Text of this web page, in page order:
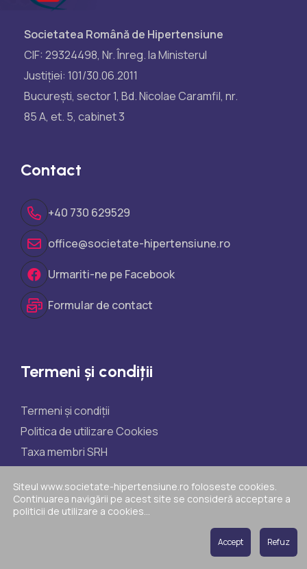
Societatea Română de Hipertensiune
CIF: 29324498, Nr. Înreg. la Ministerul
Justiției: 101/30.06.2011
București, sector 1, Bd. Nicolae Caramfil, nr.
85 A, et. 5, cabinet 3
Contact
+40 730 629529
office@societate-hipertensiune.ro
Urmariti-ne pe Facebook
Formular de contact
Termeni și condiții
Termeni și condiții
Politica de utilizare Cookies
Taxa membri SRH
Politica de reclamații
ANPC
Siteul www.societate-hipertensiune.ro foloseste cookies.
Continuarea navigării pe acest site se consideră acceptare a
politicii de utilizare a cookies...
Accept Refuz